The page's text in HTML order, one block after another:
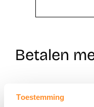
Toestemming
Betalen